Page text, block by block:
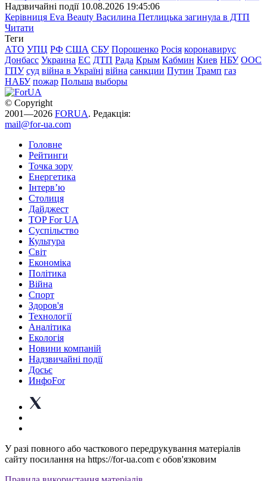
Надзвичайні події 10.08.2026 19:45:06
Керівниця Eva Beauty Василина Петлицька загинула в ДТП
Читати
Теги
АТО УПЦ РФ США СБУ Порошенко Росія коронавирус
Донбасс Украина ЕС ДТП Рада Крым Кабмин Киев НБУ ООС
ГПУ суд війна в Україні війна санкции Путин Трамп газ
НАБУ пожар Польша выборы
© Copyright
2001—2026 FORUA. Редакція:
mail@for-ua.com
Головне
Рейтинги
Точка зору
Енергетика
Інтерв’ю
Столиця
Дайджест
TOP For UA
Суспiльство
Культура
Світ
Економіка
Політика
Війна
Спорт
Здоров'я
Технології
Аналітика
Екологія
Новини компаній
Надзвичайні події
Досьє
ИнфоFor
У разі повного або часткового передрукування матеріалів
сайту посилання на https://for-ua.com є обов'язковим